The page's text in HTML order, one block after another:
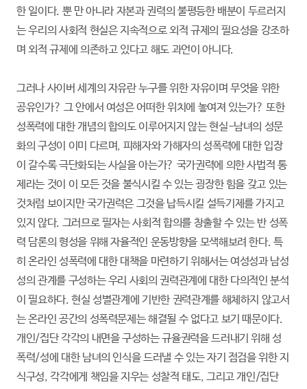
한 일이다. 뿐 만 아니라 자본과 권력의 불평등한 배분이 두르러지
는 우리의 사회적 현실은 지속적으로 외적 규제의 필요성을 강조하
며 외적 규제에 의존하고 있다고 해도 과언이 아니다.
그러나 사이버 세계의 자유란 누구를 위한 자유이며 무엇을 위한
공유인가? 그 안에서 여성은 어떠한 위치에 놓여져 있는가? 또한
성폭력에 대한 개념의 합의도 이루어지지 않는 현실-남녀의 성문
화의 구성이 이미 다르며, 피해자와 가해자의 성폭력에 대한 입장
이 갈수록 극단화되는 사실을 아는가? 국가권력에 의한 사법적 통
제라는 것이 이 모든 것을 불식시킬 수 있는 굉장한 힘을 갖고 있는
것처럼 보이지만 국가권력은 그것을 납득시킬 설득기제를 가지고
있지 않다. 그러므로 필자는 사회적 합의를 창출할 수 있는 반 성폭
력 담론의 형성을 위해 자율적인 운동방향을 모색해보려 한다. 특
히 온라인 성폭력에 대한 대책을 마련하기 위해서는 여성성과 남성
성의 관계를 구성하는 우리 사회의 권력관계에 대한 다의적인 분석
이 필요하다. 현실 성별관계에 기반한 권력관계를 해체하지 않고서
는 온라인 공간의 성폭력문제는 해결될 수 없다고 보기 때문이다.
개인/집단 각각의 내면을 구성하는 규율권력을 드러내기 위해 성
폭력/성에 대한 남녀의 인식을 드러낼 수 있는 자기 점검을 위한 지
식구성, 각각에게 책임을 지우는 성찰적 태도, 그리고 개인/집단